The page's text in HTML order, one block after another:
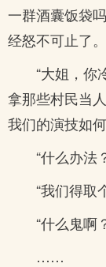
一群酒囊饭袋
经怒不可止了。
“大姐，你
拿那些村民当
我们的演技如何
“什么办法
“我们得取
“什么鬼啊
……